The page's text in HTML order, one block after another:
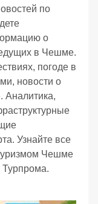
по
о
в Чешме.
погоде в
новости о
Аналитика,
Узнайте все
Чешме
Турпрома.